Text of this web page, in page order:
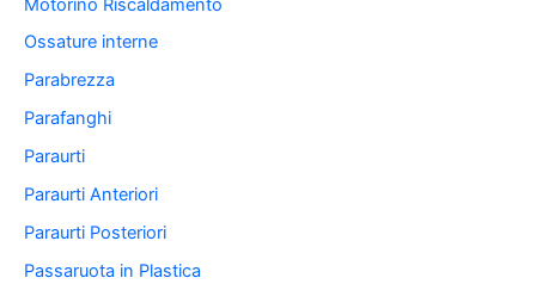
Ossature interne
Parabrezza
Parafanghi
Paraurti
Paraurti Anteriori
Paraurti Posteriori
Passaruota in Plastica